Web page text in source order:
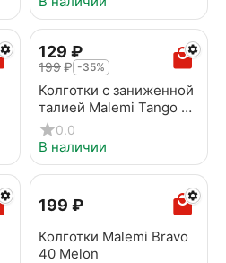
‍129‍ ₽
‍199‍₽ -35%
Колготки с заниженной
талией Malemi Tango 40
v.b. Chocolate
0.0
В наличии
‍199‍ ₽
Колготки Malemi Bravo
40 Melon